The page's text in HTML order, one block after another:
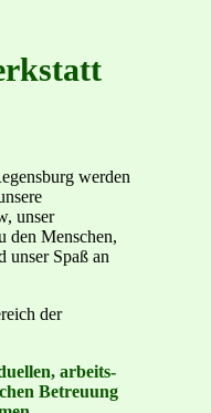
werden
unser
den Menschen,
unser Spaß an
der
arbeits-
Betreuung